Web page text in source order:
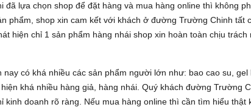
lựa chọn shop để đặt hàng và mua hàng online thì không
phẩm, shop xin cam kết với khách ở đường Trường Chinh tất
hiện chỉ 1 sản phẩm hàng nhái shop xin hoàn toàn chịu trách
có khá nhiều các sản phẩm người lớn như: bao cao su, gel
hiện khá nhiều hàng giả, hàng nhái. Quý khách đường Trường
doanh rõ ràng. Nếu mua hàng online thì cần tìm hiểu thật